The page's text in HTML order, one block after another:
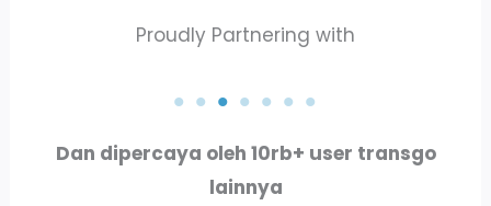
Proudly Partnering with
Dan dipercaya oleh 10rb+ user transgo
lainnya